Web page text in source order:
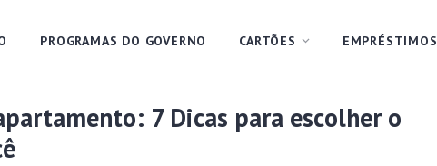
PROGRAMAS DO GOVERNO CARTÕES EMPRÉSTIMOS
7 Dicas para escolher o